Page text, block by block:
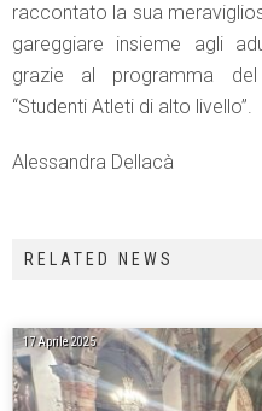
raccontato la sua
gareggiare insieme agli
grazie al programma del
“Studenti Atleti di alto livello”.
Alessandra Dellacà
RELATED NEWS
17 Aprile 2025